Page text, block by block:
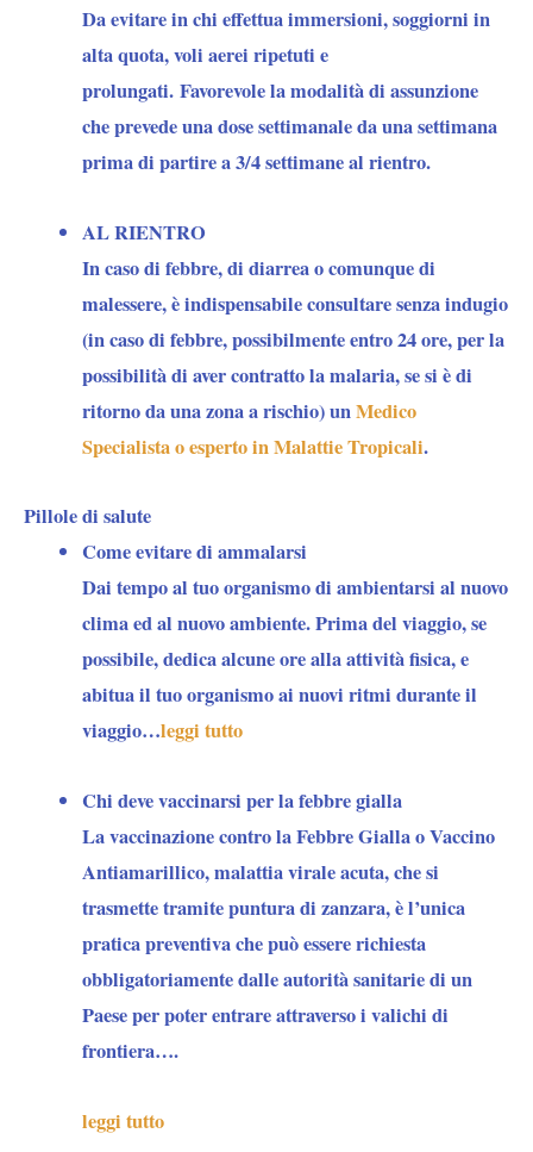
Da evitare in chi effettua immersioni, soggiorni in
alta quota, voli aerei ripetuti e
prolungati. Favorevole la modalità di assunzione
che prevede una dose settimanale da una settimana
prima di partire a 3/4 settimane al rientro.
AL RIENTRO
In caso di febbre, di diarrea o comunque di
malessere, è indispensabile consultare senza indugio
(in caso di febbre, possibilmente entro 24 ore, per la
possibilità di aver contratto la malaria, se si è di
ritorno da una zona a rischio) unMedico
Specialista o esperto in Malattie Tropicali.
Pillole di salute
Come evitare di ammalarsi
Dai tempo al tuo organismo di ambientarsi al nuovo
clima ed al nuovo ambiente. Prima del viaggio, se
possibile, dedica alcune ore alla attività fisica, e
abitua il tuo organismo ai nuovi ritmi durante il
viaggio…leggi tutto
Chi deve vaccinarsi per la febbre gialla
La vaccinazione contro la Febbre Gialla o Vaccino
Antiamarillico, malattia virale acuta, che si
trasmette tramite puntura di zanzara, è l’unica
pratica preventiva chepuò essere richiesta
obbligatoriamente dalle autorità sanitarie di un
Paese per poter entrare attraverso i valichi di
frontiera….
leggi tutto